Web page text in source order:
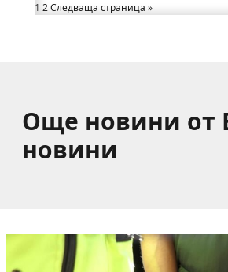
Родов оброк събра поколения
1 2Следваща страница »
Още новини от
новини